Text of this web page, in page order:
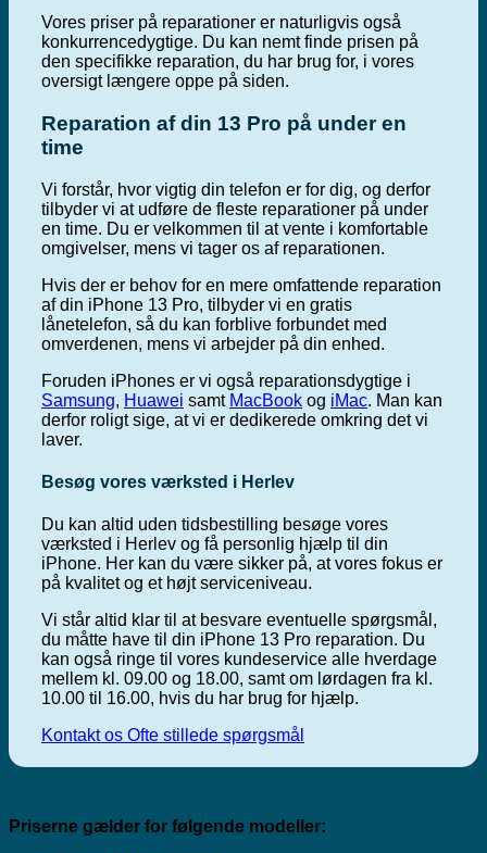
Vores priser på reparationer er naturligvis også
konkurrencedygtige. Du kan nemt finde prisen på
den specifikke reparation, du har brug for, i vores
oversigt længere oppe på siden.
Reparation af din 13 Pro på under en
time
Vi forstår, hvor vigtig din telefon er for dig, og derfor
tilbyder vi at udføre de fleste reparationer på under
en time. Du er velkommen til at vente i komfortable
omgivelser, mens vi tager os af reparationen.
Hvis der er behov for en mere omfattende reparation
af din iPhone 13 Pro, tilbyder vi en gratis
lånetelefon, så du kan forblive forbundet med
omverdenen, mens vi arbejder på din enhed.
Foruden iPhones er vi også reparationsdygtige i
Samsung, Huawei samt MacBook og iMac. Man kan
derfor roligt sige, at vi er dedikerede omkring det vi
laver.
Besøg vores værksted i Herlev
Du kan altid uden tidsbestilling besøge vores
værksted i Herlev og få personlig hjælp til din
iPhone. Her kan du være sikker på, at vores fokus er
på kvalitet og et højt serviceniveau.
Vi står altid klar til at besvare eventuelle spørgsmål,
du måtte have til din iPhone 13 Pro reparation. Du
kan også ringe til vores kundeservice alle hverdage
mellem kl. 09.00 og 18.00, samt om lørdagen fra kl.
10.00 til 16.00, hvis du har brug for hjælp.
Kontakt os Ofte stillede spørgsmål
Priserne gælder for følgende modeller: